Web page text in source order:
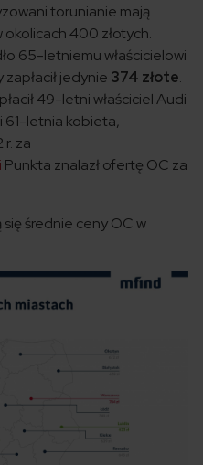
torunianie mają
okolicach 400 złotych.
65-letniemu właścicielowi
jedynie 374 złote.
49-letni właściciel Audi
61-letnia kobieta,
r. za
Punkta znalazł ofertę OC za
średnie ceny OC w